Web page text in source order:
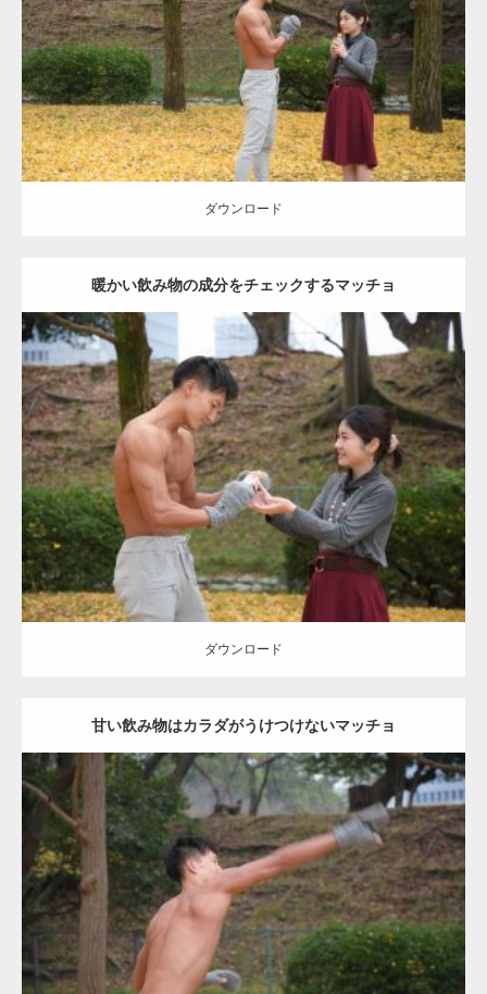
肩
ダウンロード
ダウンロード
暖かい飲み物の成分をチェックするマッチョ
Update:2021.07.8
Category:公園のマッチョ その他 AKIHITO(細マッチョ) 上腕三頭筋
肩
ダウンロード
ダウンロード
甘い飲み物はカラダがうけつけないマッチョ
Update:2021.07.8
Category: 公園のマッチョ その他 AKIHITO(細マッチョ) 背中
ダウンロード